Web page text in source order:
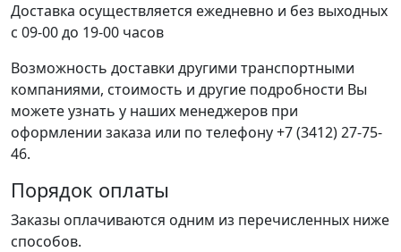
Доставка осуществляется ежедневно и без выходных
с 09-00 до 19-00 часов
Возможность доставки другими транспортными
компаниями, стоимость и другие подробности Вы
можете узнать у наших менеджеров при
оформлении заказа или по телефону +7 (3412) 27-75-
46.
Порядок оплаты
Заказы оплачиваются одним из перечисленных ниже
способов.